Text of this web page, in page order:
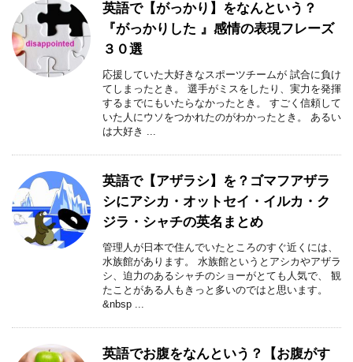
英語で【がっかり】をなんという？
『がっかりした 』感情の表現フレーズ
３０選
応援していた大好きなスポーツチームが 試合に負け
てしまったとき。 選手がミスをしたり、実力を発揮
するまでにもいたらなかったとき。 すごく信頼して
いた人にウソをつかれたのがわかったとき。 あるい
は大好き ...
英語で【アザラシ】を？ゴマフアザラ
シにアシカ・オットセイ・イルカ・ク
ジラ・シャチの英名まとめ
管理人が日本で住んでいたところのすぐ近くには、
水族館があります。 水族館というとアシカやアザラ
シ、迫力のあるシャチのショーがとても人気で、 観
たことがある人もきっと多いのではと思います。
&nbsp ...
英語でお腹をなんという？【お腹がす